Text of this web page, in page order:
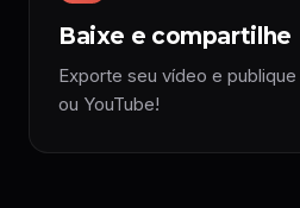
Baixe e compartilhe
Exporte seu vídeo e
ou YouTube!